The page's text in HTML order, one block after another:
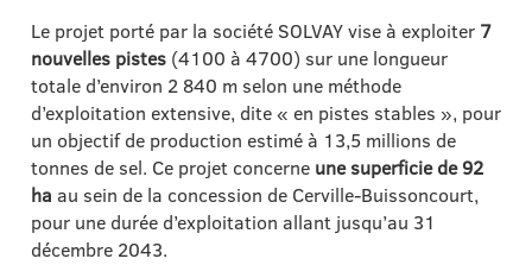
Le projet porté par la société SOLVAY vise à exploiter 7
nouvelles pistes (4100 à 4700) sur une longueur
totale d’environ 2 840 m selon une méthode
d’exploitation extensive, dite « en pistes stables », pour
un objectif de production estimé à 13,5 millions de
tonnes de sel. Ce projet concerne une superficie de 92
ha au sein de la concession de Cerville-Buissoncourt,
pour une durée d’exploitation allant jusqu’au 31
décembre 2043.